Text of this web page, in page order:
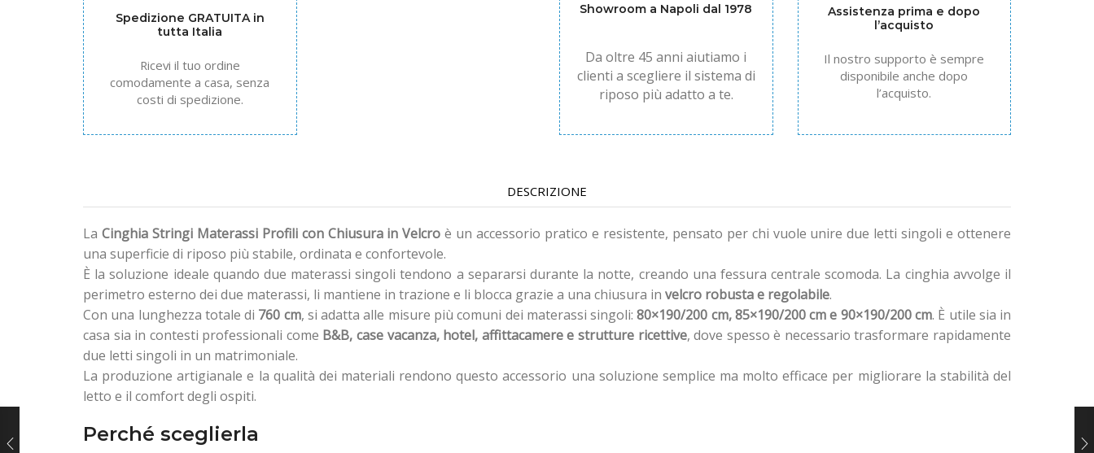
Spedizione GRATUITA in
tutta Italia
Ricevi il tuo ordine
comodamente a casa, senza
costi di spedizione.
Showroom a Napoli dal 1978
Da oltre 45 anni aiutiamo i
clienti a scegliere il sistema di
riposo più adatto a te.
Assistenza prima e dopo
l’acquisto
Il nostro supporto è sempre
disponibile anche dopo
l’acquisto.
DESCRIZIONE
La Cinghia Stringi Materassi Profili con Chiusura in Velcro è un accessorio pratico e resistente, pensato per chi vuole unire due letti singoli e ottenere
una superficie di riposo più stabile, ordinata e confortevole.
È la soluzione ideale quando due materassi singoli tendono a separarsi durante la notte, creando una fessura centrale scomoda. La cinghia avvolge il
perimetro esterno dei due materassi, li mantiene in trazione e li blocca grazie a una chiusura in velcro robusta e regolabile.
Con una lunghezza totale di 760 cm, si adatta alle misure più comuni dei materassi singoli:80×190/200 cm, 85×190/200 cm e 90×190/200 cm. È utile sia in
casa sia in contesti professionali come B&B, case vacanza, hotel, affittacamere e strutture ricettive, dove spesso è necessario trasformare rapidamente
due letti singoli in un matrimoniale.
La produzione artigianale e la qualità dei materiali rendono questo accessorio una soluzione semplice ma molto efficace per migliorare la stabilità del
letto e il comfort degli ospiti.
Perché sceglierla